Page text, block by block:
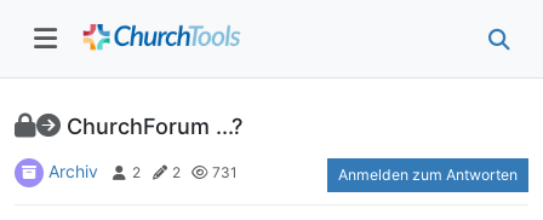
ChurchForum ...?
Archiv 2 2 731 Anmelden zum Antworten